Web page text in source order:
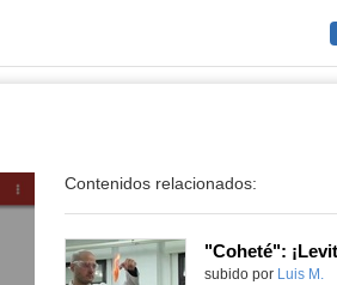
Contenidos relacionados:
Contenido educativo.
subido por Luis M.